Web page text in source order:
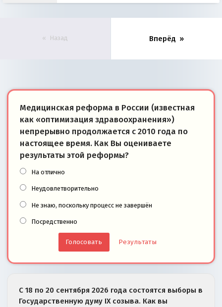
Назад Вперёд
Медицинская реформа в России (известная
как «оптимизация здравоохранения»)
непрерывно продолжается с 2010 года по
настоящее время. Как Вы оцениваете
результаты этой реформы?
На отлично
Неудовлетворительно
Не знаю, поскольку процесс не завершён
Посредственно
Результаты
С 18 по 20 сентября 2026 года состоятся выборы в
Государственную думу IX созыва. Как вы